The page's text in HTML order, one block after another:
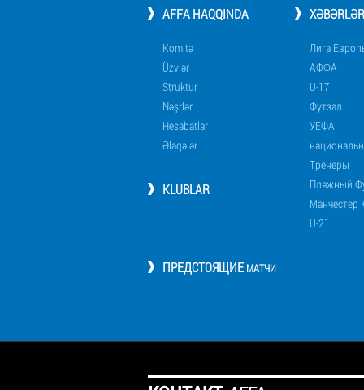
AFFA HAQQINDA
Komitə
Üzvlər
Struktur
Nəşrlər
Hesabatlar
Əlaqələr
KLUBLAR
XƏBƏRLƏR
Лига
АФФА
U-17
Футзал
УЕФА
Тренеры
Пляжный
Манчестер
U-21
ПРЕДСТОЯЩИЕ МАТЧИ